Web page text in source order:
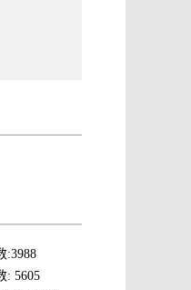
:3988
: 5605